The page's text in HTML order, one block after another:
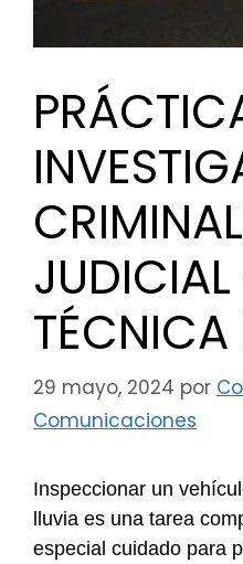
TÉCNICA
29 mayo, 2024 por
Comunicaciones
Inspeccionar un
lluvia es una tarea
especial cuidado para